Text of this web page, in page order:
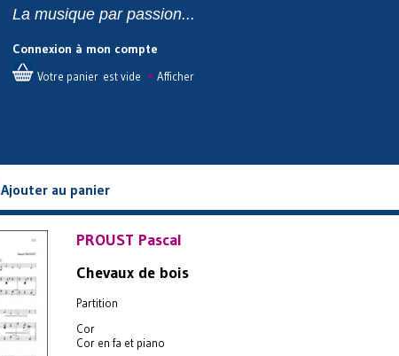
La musique par passion...
Connexion à mon compte
Votre panier est vide • Afficher
Ajouter au panier
PROUST Pascal
Chevaux de bois
Partition
Cor
Cor en fa et piano